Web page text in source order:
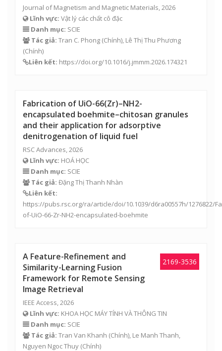
Journal of Magnetism and Magnetic Materials, 2026
Lĩnh vực: Vật lý các chất cô đặc
Danh mục: SCIE
Tác giả: Tran C. Phong (Chính), Lê Thị Thu Phương
(Chính)
Liên kết: https://doi.org/10.1016/j.jmmm.2026.174321
Fabrication of UiO-66(Zr)–NH2-
encapsulated boehmite–chitosan granules
and their application for adsorptive
denitrogenation of liquid fuel
RSC Advances, 2026
Lĩnh vực: HOÁ HỌC
Danh mục: SCIE
Tác giả: Đặng Thị Thanh Nhàn
Liên kết:
https://pubs.rsc.org/ra/article/doi/10.1039/d6ra00557h/1276822/
of-UiO-66-Zr-NH2-encapsulated-boehmite
2169-3536
A Feature-Refinement and
Similarity-Learning Fusion
Framework for Remote Sensing
Image Retrieval
IEEE Access, 2026
Lĩnh vực: KHOA HỌC MÁY TÍNH VÀ THÔNG TIN
Danh mục: SCIE
Tác giả: Tran Van Khanh (Chính), Le Manh Thanh
Nguyen Ngoc Thuy (Chính)